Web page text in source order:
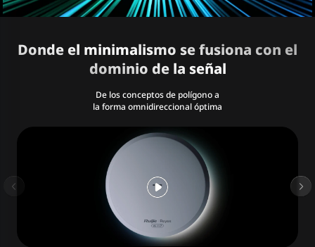
Donde el minimalismo se fusiona con el
dominio de la señal
De los conceptos de polígono a
la forma omnidireccional óptima